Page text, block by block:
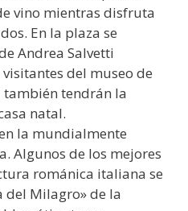
vino mientras disfruta
En la plaza se
Andrea Salvetti
del museo de
también tendrán la
natal.
la mundialmente
Algunos de los mejores
románica italiana se
del Milagro» de la